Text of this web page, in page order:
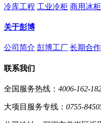
冷库工程 工业冷柜 商用冰柜
关于彭博
公司简介 彭博工厂 长期合
联系我们
全国服务热线： 4006-162-
大项目服务专线： 0755-